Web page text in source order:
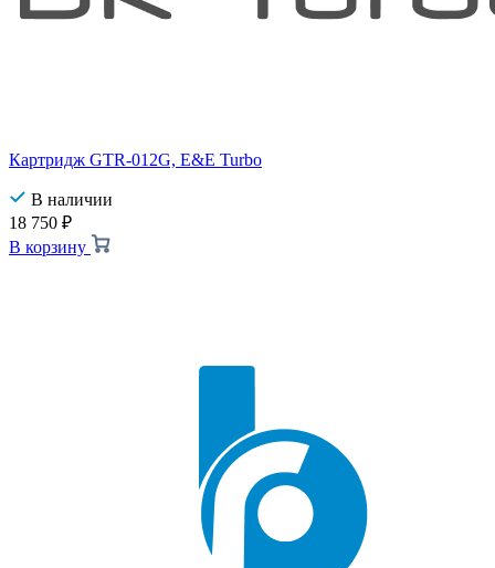
Картридж GTR-012G, E&E Turbo
В наличии
18 750 ₽
В корзину